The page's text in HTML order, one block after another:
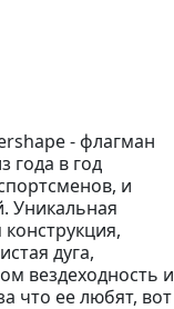
- флагман
года в год
и
Уникальная
дуга,
вездеходность и
что ее любят, вот